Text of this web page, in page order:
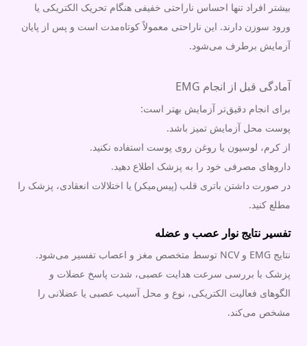
بیشتر افراد تنها احساس ناراحتی خفیفی هنگام تحریک الکتریکی یا
ورود سوزن دارند. این ناراحتی معمولاً کوتاه‌مدت است و پس از پایان
آزمایش برطرف می‌شود.
آمادگی قبل از انجام EMG
برای انجام دقیق‌تر آزمایش بهتر است:
پوست محل آزمایش تمیز باشد.
از کرم، لوسیون یا روغن روی پوست استفاده نکنید.
داروهای مصرفی خود را به پزشک اطلاع دهید.
در صورت داشتن باتری قلب (پیس‌میکر) یا اختلالات انعقادی، پزشک را
مطلع کنید.
تفسیر نتایج نوار عصب و عضله
نتایج EMG و NCV توسط متخصص مغز و اعصاب تفسیر می‌شود.
پزشک با بررسی سرعت هدایت عصبی، شدت پاسخ عضلات و
الگوهای فعالیت الکتریکی، نوع و محل آسیب عصبی یا عضلانی را
مشخص می‌کند.